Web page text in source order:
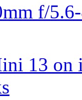
f/
13 on